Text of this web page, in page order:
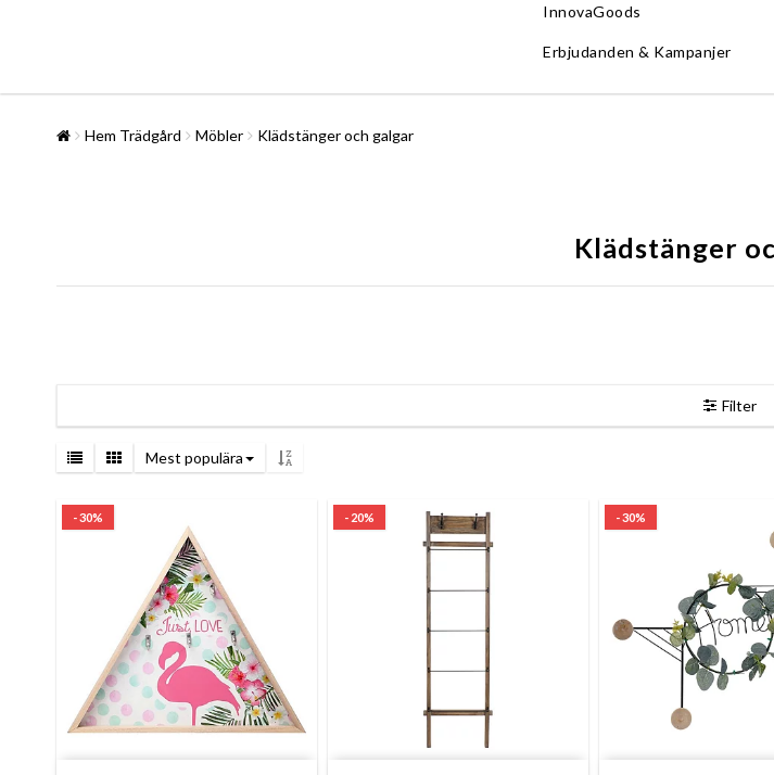
InnovaGoods
Erbjudanden & Kampanjer
Hem Trädgård Möbler Klädstänger och galgar
Klädstänger
Filter
Mest populära
- 30% - 20% - 30%